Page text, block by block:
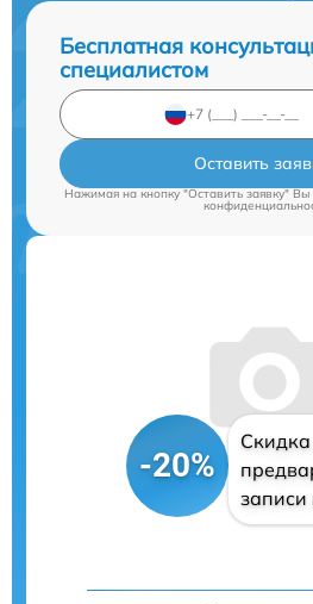
Бесплатная
специалистом
Оставить
Нажимая на кнопку "Оставить заявку"
-20%
записи